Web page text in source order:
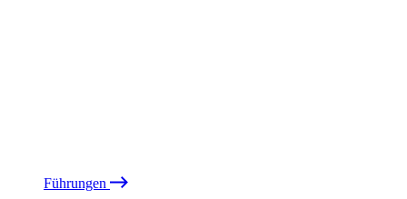
Führungen